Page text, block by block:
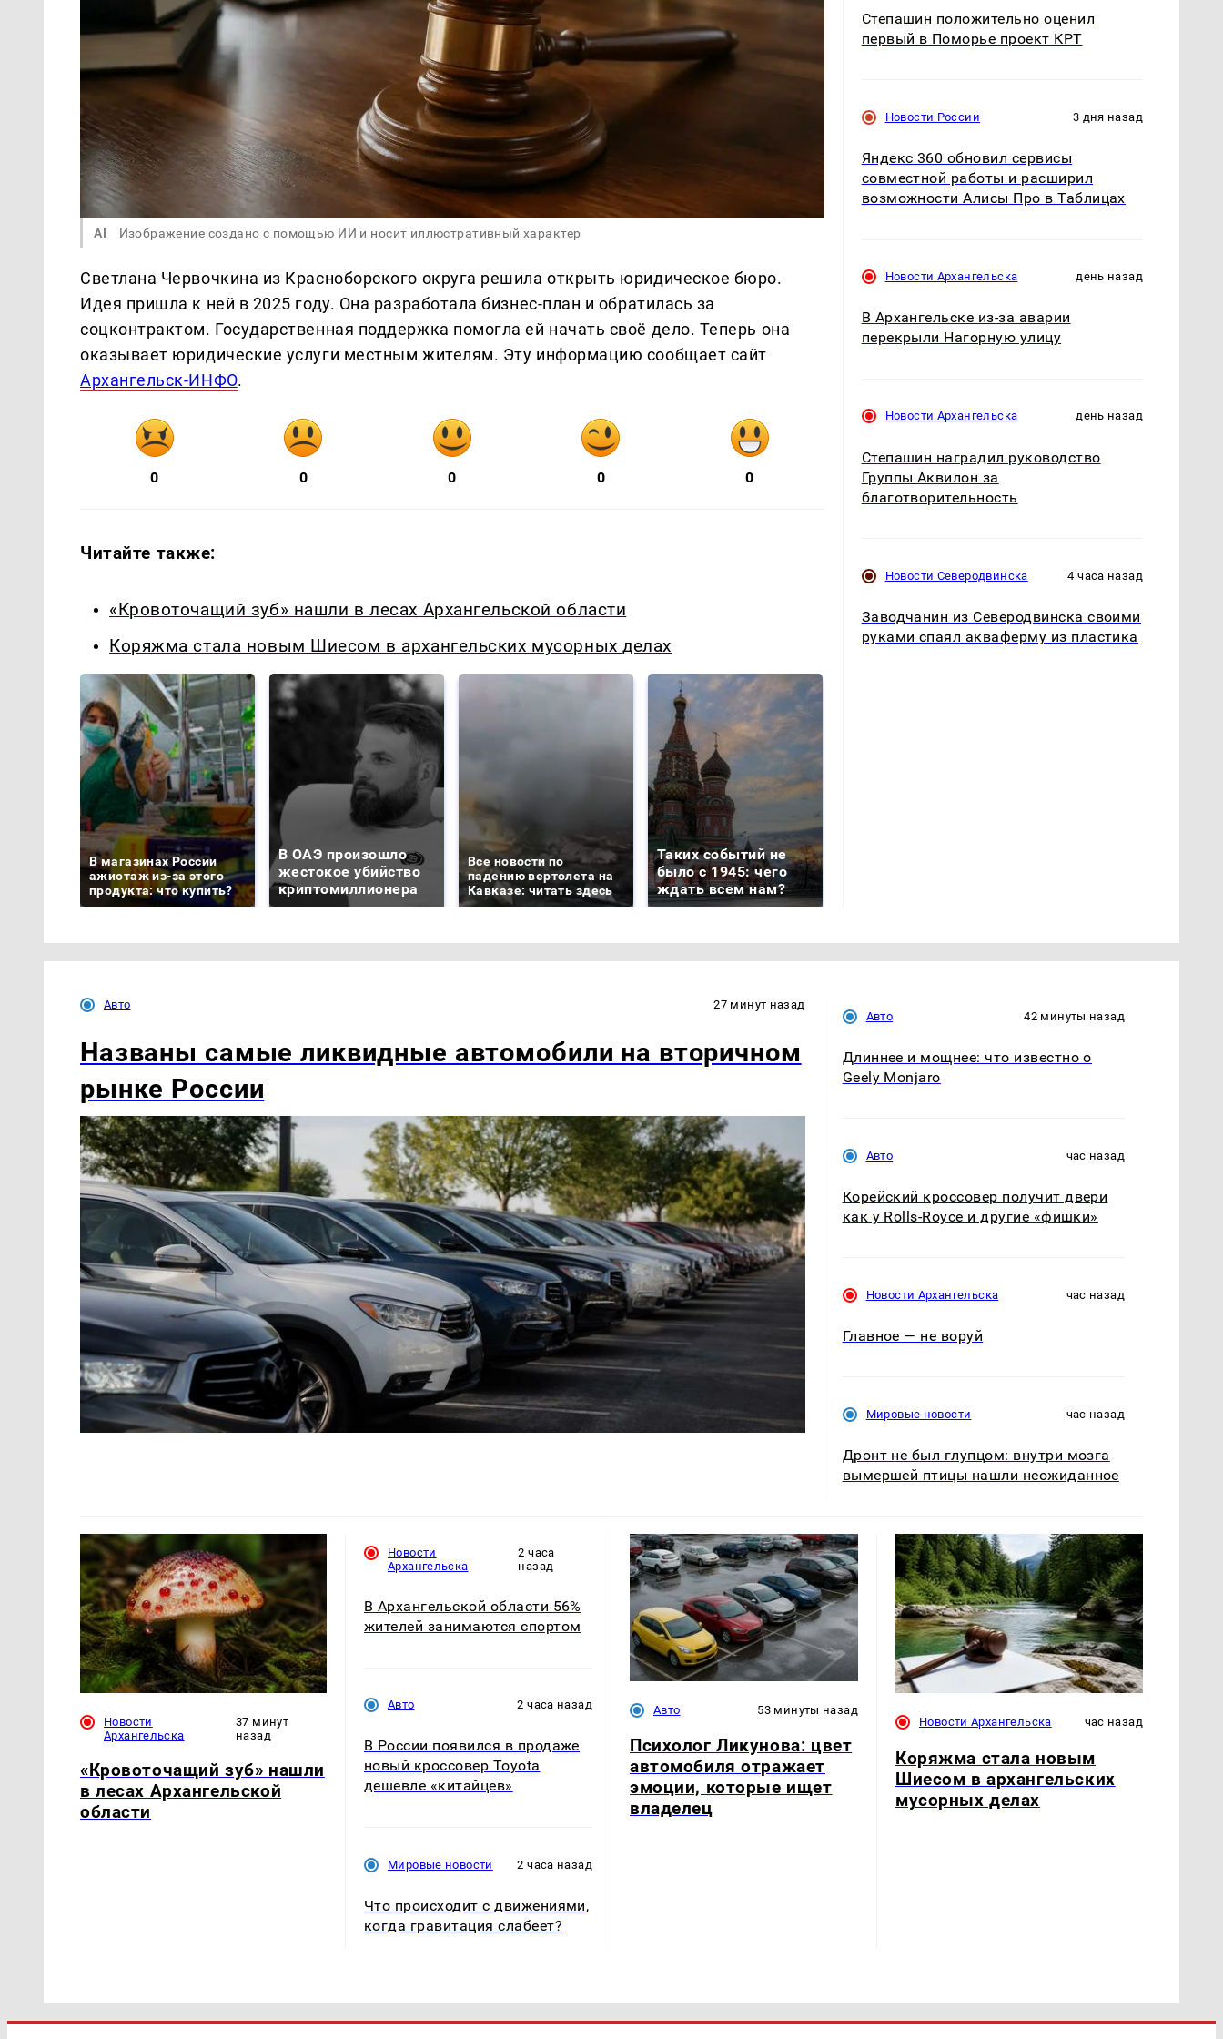
AI Изображение создано с помощью ИИ и носит иллюстративный характер
Светлана Червочкина из Красноборского округа решила открыть юридическое бюро.
Идея пришла к ней в 2025 году. Она разработала бизнес-план и обратилась за
соцконтрактом. Государственная поддержка помогла ей начать своё дело. Теперь она
оказывает юридические услуги местным жителям. Эту информацию сообщает сайт
Архангельск-ИНФО.
0 0 0 0 0
Читайте также:
«Кровоточащий зуб» нашли в лесах Архангельской области
Коряжма стала новым Шиесом в архангельских мусорных делах
В магазинах России
ажиотаж из-за этого
продукта: что купить?
В ОАЭ произошло
жестокое убийство
криптомиллионера
Все новости по
падению вертолета на
Кавказе: читать здесь
Таких событий не
было с 1945: чего
ждать всем нам?
Степашин положительно оценил
первый в Поморье проект КРТ
Новости России 3 дня назад
Яндекс 360 обновил сервисы
совместной работы и расширил
возможности Алисы Про в Таблицах
Новости Архангельска день назад
В Архангельске из-за аварии
перекрыли Нагорную улицу
Новости Архангельска день назад
Степашин наградил руководство
Группы Аквилон за
благотворительность
Новости Северодвинска 4 часа назад
Заводчанин из Северодвинска своими
руками спаял акваферму из пластика
Авто 27 минут назад
Названы самые ликвидные автомобили на вторичном
рынке России
Авто 42 минуты назад
Длиннее и мощнее: что известно о
Geely Monjaro
Авто час назад
Корейский кроссовер получит двери
как у Rolls-Royce и другие «фишки»
Новости Архангельска час назад
Главное — не воруй
Мировые новости час назад
Дронт не был глупцом: внутри мозга
вымершей птицы нашли неожиданное
Новости
Архангельска
37 минут
назад
«Кровоточащий зуб» нашли
в лесах Архангельской
области
Новости
Архангельска
2 часа
назад
В Архангельской области 56%
жителей занимаются спортом
Авто 2 часа назад
В России появился в продаже
новый кроссовер Toyota
дешевле «китайцев»
Мировые новости 2 часа назад
Что происходит с движениями,
когда гравитация слабеет?
Авто 53 минуты назад
Психолог Ликунова: цвет
автомобиля отражает
эмоции, которые ищет
владелец
Новости Архангельска час назад
Коряжма стала новым
Шиесом в архангельских
мусорных делах